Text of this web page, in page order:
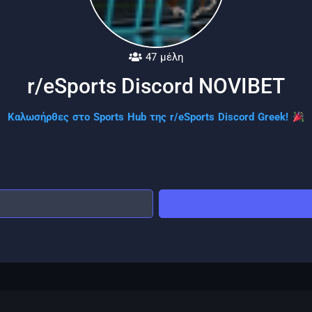
47 μέλη
r/eSports Discord NOVIBET
Καλωσήρθες στο Sports Hub της r/eSports Discord Greek!